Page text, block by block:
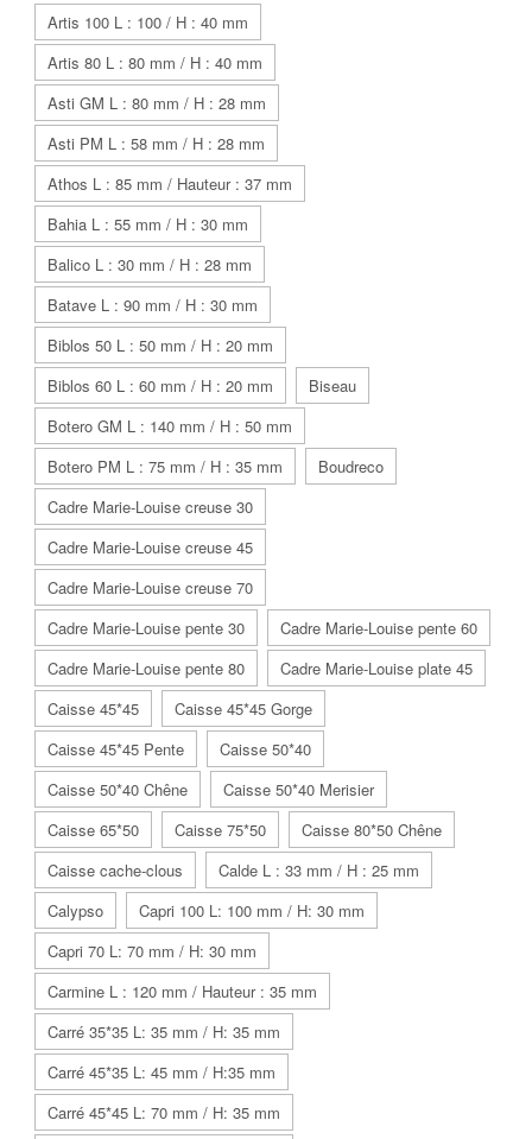
Artis 100 L : 100 / H : 40 mm
Artis 80 L : 80 mm / H : 40 mm
Asti GM L : 80 mm / H : 28 mm
Asti PM L : 58 mm / H : 28 mm
Athos L : 85 mm / Hauteur : 37 mm
Bahia L : 55 mm / H : 30 mm
Balico L : 30 mm / H : 28 mm
Batave L : 90 mm / H : 30 mm
Biblos 50 L : 50 mm / H : 20 mm
Biblos 60 L : 60 mm / H : 20 mm
Biseau
Botero GM L : 140 mm / H : 50 mm
Botero PM L : 75 mm / H : 35 mm
Boudreco
Cadre Marie-Louise creuse 30
Cadre Marie-Louise creuse 45
Cadre Marie-Louise creuse 70
Cadre Marie-Louise pente 30
Cadre Marie-Louise pente 60
Cadre Marie-Louise pente 80
Cadre Marie-Louise plate 45
Caisse 45*45
Caisse 45*45 Gorge
Caisse 45*45 Pente
Caisse 50*40
Caisse 50*40 Chêne
Caisse 50*40 Merisier
Caisse 65*50
Caisse 75*50
Caisse 80*50 Chêne
Caisse cache-clous
Calde L : 33 mm / H : 25 mm
Calypso
Capri 100 L: 100 mm / H: 30 mm
Capri 70 L: 70 mm / H: 30 mm
Carmine L : 120 mm / Hauteur : 35 mm
Carré 35*35 L: 35 mm / H: 35 mm
Carré 45*35 L: 45 mm / H:35 mm
Carré 45*45 L: 70 mm / H: 35 mm